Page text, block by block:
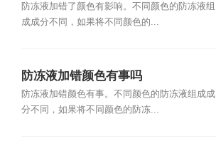
防冻液加错了颜色有影响。不同颜色的防冻液组
成成分不同，如果将不同颜色的...
防冻液加错颜色有事吗
防冻液加错颜色有事。不同颜色的防冻液组成成
分不同，如果将不同颜色的防冻...